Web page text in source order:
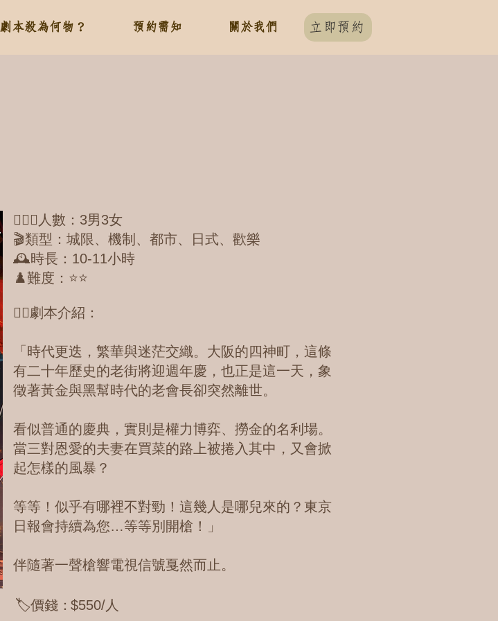
劇本殺為何物？ 預約需知 關於我們 立即預約
🕵🏻‍♀️人數：3男3女
🎬類型：城限、機制、都市、日式、歡樂
🕰️時長：10-11小時
♟️難度：⭐️⭐️
✍🏼劇本介紹：
「時代更迭，繁華與迷茫交織。大阪的四神町，這條
有二十年歷史的老街將迎週年慶，也正是這一天，象
徵著黃金與黑幫時代的老會長卻突然離世。
看似普通的慶典，實則是權力博弈、撈金的名利場。
當三對恩愛的夫妻在買菜的路上被捲入其中，又會掀
起怎樣的風暴？
等等！似乎有哪裡不對勁！這幾人是哪兒來的？東京
日報會持續為您…等等別開槍！」
伴隨著一聲槍響電視信號戛然而止。
$550/人
🏷️價錢：